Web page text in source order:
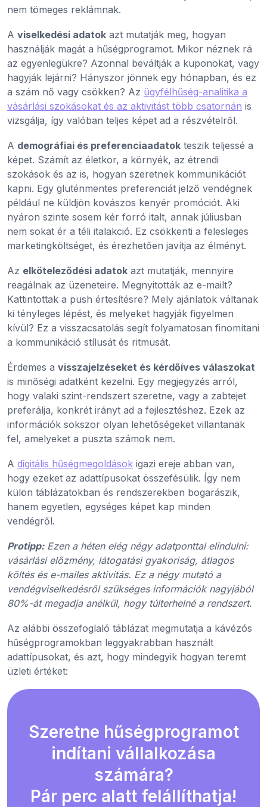
nem tömeges reklámnak.
A viselkedési adatok azt mutatják meg, hogyan
használják magát a hűségprogramot. Mikor néznek rá
az egyenlegükre? Azonnal beváltják a kuponokat, vagy
hagyják lejárni? Hányszor jönnek egy hónapban, és ez
a szám nő vagy csökken? Az ügyfélhűség-analitika a
vásárlási szokásokat és az aktivitást több csatornán is
vizsgálja, így valóban teljes képet ad a részvételről.
A demográfiai és preferenciaadatok teszik teljessé a
képet. Számít az életkor, a környék, az étrendi
szokások és az is, hogyan szeretnek kommunikációt
kapni. Egy gluténmentes preferenciát jelző vendégnek
például ne küldjön kovászos kenyér promóciót. Aki
nyáron szinte sosem kér forró italt, annak júliusban
nem sokat ér a téli italakció. Ez csökkenti a felesleges
marketingköltséget, és érezhetően javítja az élményt.
Az elköteleződési adatok azt mutatják, mennyire
reagálnak az üzeneteire. Megnyitották az e-mailt?
Kattintottak a push értesítésre? Mely ajánlatok váltanak
ki tényleges lépést, és melyeket hagyják figyelmen
kívül? Ez a visszacsatolás segít folyamatosan finomítani
a kommunikáció stílusát és ritmusát.
Érdemes a visszajelzéseket és kérdőíves válaszokat
is minőségi adatként kezelni. Egy megjegyzés arról,
hogy valaki szint-rendszert szeretne, vagy a zabtejet
preferálja, konkrét irányt ad a fejlesztéshez. Ezek az
információk sokszor olyan lehetőségeket villantanak
fel, amelyeket a puszta számok nem.
A digitális hűségmegoldások igazi ereje abban van,
hogy ezeket az adattípusokat összefésülik. Így nem
külön táblázatokban és rendszerekben bogarászik,
hanem egyetlen, egységes képet kap minden
vendégről.
Protipp: Ezen a héten elég négy adatponttal elindulni:
vásárlási előzmény, látogatási gyakoriság, átlagos
költés és e-mailes aktivitás. Ez a négy mutató a
vendégviselkedésről szükséges információk nagyjából
80%-át megadja anélkül, hogy túlterhelné a rendszert.
Az alábbi összefoglaló táblázat megmutatja a kávézós
hűségprogramokban leggyakrabban használt
adattípusokat, és azt, hogy mindegyik hogyan teremt
üzleti értéket:
Szeretne hűségprogramot
indítani vállalkozása
számára?
Pár perc alatt felállíthatja!